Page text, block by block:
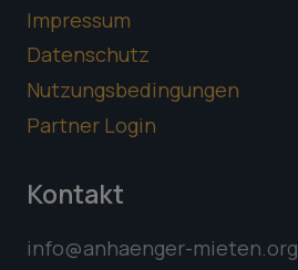
Impressum
Datenschutz
Nutzungsbedingungen
Partner Login
Kontakt
info@anhaenger-mieten.org